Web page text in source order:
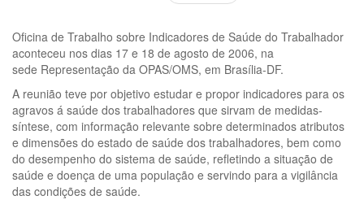
Oficina de Trabalho sobre Indicadores de Saúde do Trabalhador
aconteceu nos dias 17 e 18 de agosto de 2006, na
sede Representação da OPAS/OMS, em Brasília-DF.
A reunião teve por objetivo estudar e propor indicadores para os
agravos á saúde dos trabalhadores que sirvam de medidas-
síntese, com informação relevante sobre determinados atributos
e dimensões do estado de saúde dos trabalhadores, bem como
do desempenho do sistema de saúde, refletindo a situação de
saúde e doença de uma população e servindo para a vigilância
das condições de saúde.